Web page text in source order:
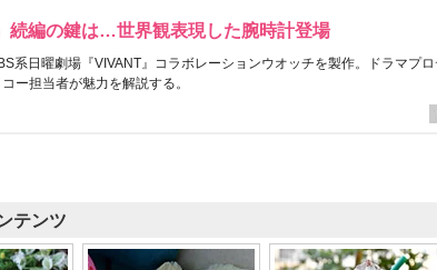
続編の鍵は…世界観表現した腕時計登場
系日曜劇場『VIVANT』コラボレーションウオッチを製作。ドラマプ
ー担当者が魅力を解説する。
テンツ